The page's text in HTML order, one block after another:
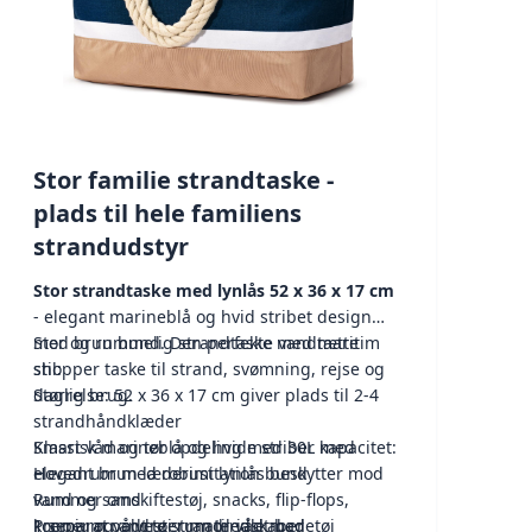
Stor familie strandtaske -
plads til hele familiens
strandudstyr
Stor strandtaske med lynlås 52 x 36 x 17 cm
- elegant marineblå og hvid stribet design
med brun bund. Den perfekte vandtætte
shopper taske til strand, svømning, rejse og
daglig brug.
Stor og rummelig strandtaske med maritim
stil:
Størrelse: 52 x 36 x 17 cm giver plads til 2-4
strandhåndklæder
Klassisk marineblå og hvide striber med
elegant brun læderimitation bund
Rummer omskiftestøj, snacks, flip-flops,
kopper og andre strandredskaber
Smart våd og tør opdeling med 30L kapacitet:
Hovedrum med robust lynlås beskytter mod
vand og sand
1 separat vådt tøj rum til vådt badetøj
Premium polyester materiale med